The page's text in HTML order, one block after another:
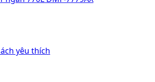
yêu thích
32 inch 32HD958E